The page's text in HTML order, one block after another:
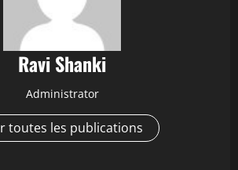
Ravi Shanki
Administrator
toutes les publications